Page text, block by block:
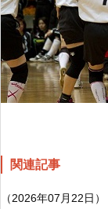
関連記事
（2026年07月22日）